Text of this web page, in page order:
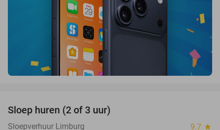
Sloep huren (2 of 3 uur)
Sloepverhuur Limburg 9.7 star